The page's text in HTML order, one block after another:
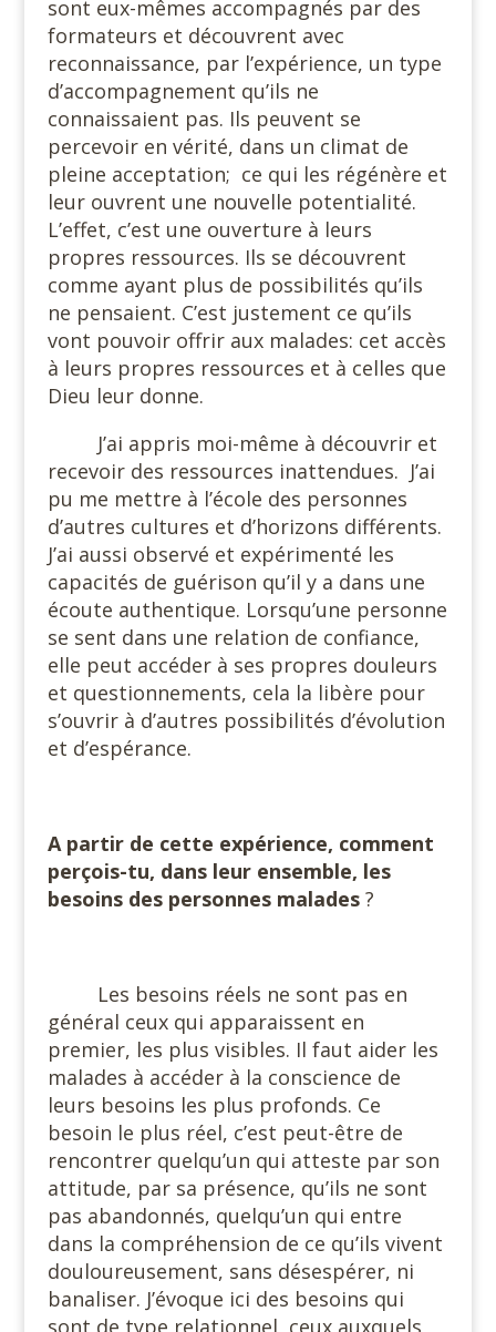
sont eux-mêmes accompagnés par des
formateurs et découvrent avec
reconnaissance, par l’expérience, un type
d’accompagnement qu’ils ne
connaissaient pas. Ils peuvent se
percevoir en vérité, dans un climat de
pleine acceptation; ce qui les régénère et
leur ouvrent une nouvelle potentialité.
L’effet, c’est une ouverture à leurs
propres ressources. Ils se découvrent
comme ayant plus de possibilités qu’ils
ne pensaient. C’est justement ce qu’ils
vont pouvoir offrir aux malades: cet accès
à leurs propres ressources et à celles que
Dieu leur donne.
J’ai appris moi-même à découvrir et
recevoir des ressources inattendues. J’ai
pu me mettre à l’école des personnes
d’autres cultures et d’horizons différents.
J’ai aussi observé et expérimenté les
capacités de guérison qu’il y a dans une
écoute authentique. Lorsqu’une personne
se sent dans une relation de confiance,
elle peut accéder à ses propres douleurs
et questionnements, cela la libère pour
s’ouvrir à d’autres possibilités d’évolution
et d’espérance.
A partir de cette expérience, comment
perçois-tu, dans leur ensemble, les
besoins des personnes malades ?
Les besoins réels ne sont pas en
général ceux qui apparaissent en
premier, les plus visibles. Il faut aider les
malades à accéder à la conscience de
leurs besoins les plus profonds. Ce
besoin le plus réel, c’est peut-être de
rencontrer quelqu’un qui atteste par son
attitude, par sa présence, qu’ils ne sont
pas abandonnés, quelqu’un qui entre
dans la compréhension de ce qu’ils vivent
douloureusement, sans désespérer, ni
banaliser. J’évoque ici des besoins qui